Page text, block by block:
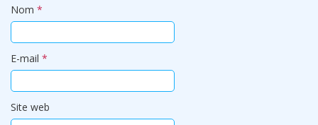
Nom *
E-mail *
Site web